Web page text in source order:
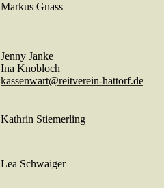
Markus Gnass
Jenny Janke
Ina Knobloch
kassenwart@reitverein-hattorf.de
Kathrin Stiemerling
Lea Schwaiger